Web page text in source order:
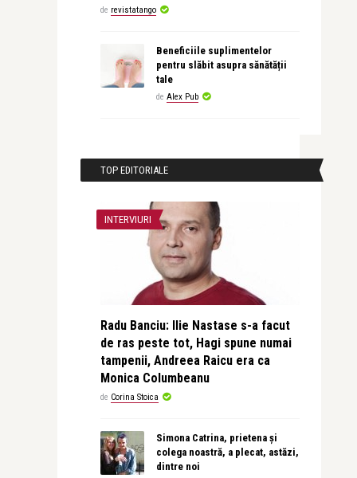
de revistatango
Beneficiile suplimentelor
pentru slăbit asupra sănătății
tale
de Alex Pub
TOP EDITORIALE
INTERVIURI
Radu Banciu: Ilie Nastase s-a facut
de ras peste tot, Hagi spune numai
tampenii, Andreea Raicu era ca
Monica Columbeanu
de Corina Stoica
Simona Catrina, prietena și
colega noastră, a plecat, astăzi,
dintre noi